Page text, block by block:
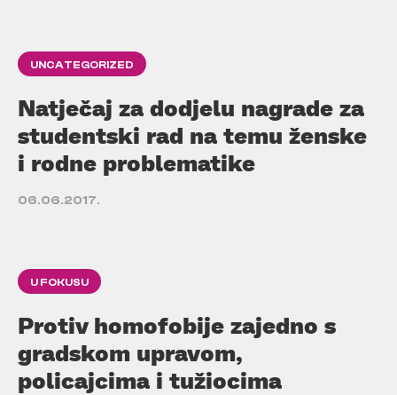
UNCATEGORIZED
Natječaj za dodjelu nagrade za
studentski rad na temu ženske
i rodne problematike
06.06.2017.
U FOKUSU
Protiv homofobije zajedno s
gradskom upravom,
policajcima i tužiocima